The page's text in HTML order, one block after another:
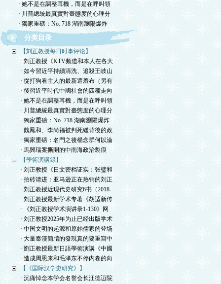
· 她不是在調整耳機，而是在呼叫領
· 川普總統最真實對臺態度的心理分
· 獨家重磅：No. 718 湖南瀏陽爆炸
分类目录
【刘正教授每日时事评论】
· 刘正教授《KTV频道和本人在各大
· 如今習近平持續清洗、追殺王岐山
· 從打狗看主人的最新遮羞布（另有
· 後習近平時代中國社會的四種走向
· 她不是在調整耳機，而是在呼叫領
· 川普總統最真實對臺態度的心理分
· 獨家重磅：No. 718 湖南瀏陽爆炸
· 魏鳳和、李尚福被判死緩背後的政
· 獨家重磅：名門之後楊念群何以淪
· 馬興瑞案撕開的中南海政治裂痕
【學術演講録】
· 刘正教授《日文密档证实：张璧和
· 拍砖请进：亚马逊正在热销的刘正
· 刘正教授近现代史研究6书（2018-
· 刘正教授最新学术专著《胡适新传
· 《刘正教授学术演讲录1-130》网
· 刘正教授2025年为止已经出版学术
· 中国文明的起源和原始儒家的登场
· 大量秦漢簡牘的發現真的要重寫中
· 劉正教授最新日語學術演講《中國
· 造成周恩来和毛泽东不停内卷的向
【《国际汉学史研究》】
· 沉痛悼念本学会名誉会长汪德迈院